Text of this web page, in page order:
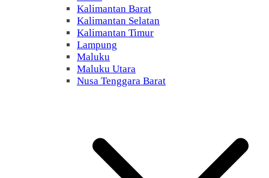
Kalimantan Barat
Kalimantan Selatan
Kalimantan Timur
Lampung
Maluku
Maluku Utara
Nusa Tenggara Barat